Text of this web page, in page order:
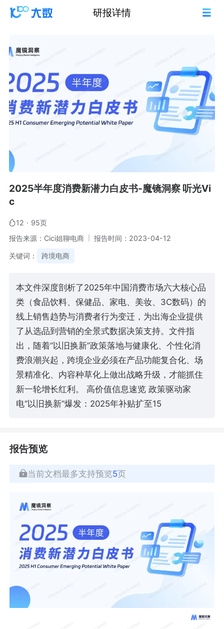
研报详情
2025半年度消费新潜力白皮书-魔镜洞察 听光Vi
c
12 · 95页
报告来源：Cici姐聊电商
报告时间：2023-04-12
关键词： 跨境电商
本文件深度剖析了2025年中国消费市场六大核心品
类（食品饮料、保健品、家电、美妆、3C数码）的
线上销售趋势与消费者行为变迁，为出海企业提供
了从选品到营销的全景式数据决策支持。文件指
出，随着“以旧换新”政策落地与健康化、个性化消
费浪潮兴起，跨境企业必须在产品功能复合化、场
景精准化、内容种草化上做出战略升级，才能抓住
新一轮增长红利。 高价值信息速览 政策驱动家
电“以旧换新”爆发：2025年补贴扩至15
报告预览
当前文档最多支持预览5页